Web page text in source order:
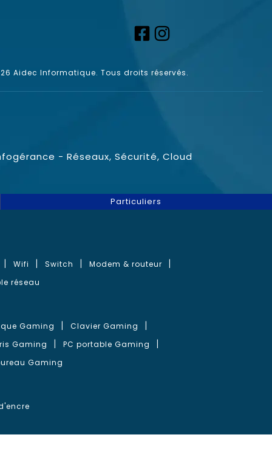
Aidec Informatique. Tous droits réservés.
- Réseaux, Sécurité, Cloud
Particuliers
Wifi Switch
Modem & routeur
réseau
Gaming
Clavier Gaming
Gaming
PC portable Gaming
Gaming